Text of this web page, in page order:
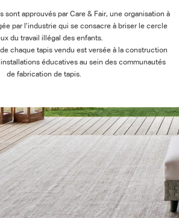
sont approuvés par Care & Fair, une organisation à
par l’industrie qui se consacre à briser le cercle
du travail illégal des enfants.
chaque tapis vendu est versée à la construction
éducatives au sein des communautés
de fabrication de tapis.